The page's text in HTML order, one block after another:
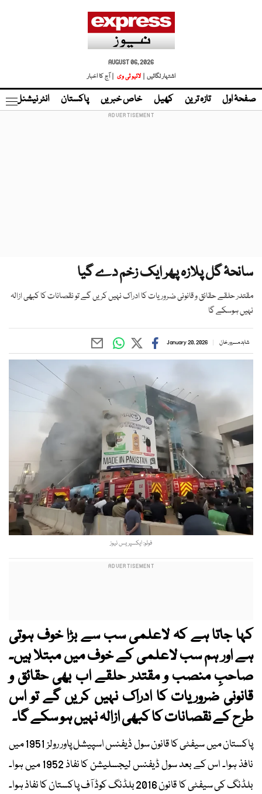
AUGUST 06, 2026
اشتہار لگائیں |
لائیو ٹی وی | آج کا اخبار
صفحۂ اول تازہ ترین کھیل خاص خبریں پاکستان انٹر نیشنل
سانحۂ گل پلازہ پھر ایک زخم دے گیا
مقتدر حلقے حقائق و قانونی ضروریات کا ادراک نہیں کریں گے تو نقصانات کا کبھی ازالہ
نہیں ہوسکے گا
شاہد مسرور خان January 20, 2026
فوٹو: ایکسپریس نیوز
کہا جاتا ہے کہ لاعلمی سب سے بڑا خوف ہوتی
ہے اور ہم سب لاعلمی کے خوف میں مبتلا ہیں۔
صاحبِ منصب و مقتدر حلقے اب بھی حقائق و
قانونی ضروریات کا ادراک نہیں کریں گے تو اس
طرح کے نقصانات کا کبھی ازالہ نہیں ہو سکے گا۔
پاکستان میں سیفٹی کا قانون سول ڈیفنس اسپیشل پاور رولز 1951 میں
نافذ ہوا۔ اس کے بعد سول ڈیفنس لیجسلیشن کا نفاذ 1952 میں ہوا۔
بلڈنگ کی سیفٹی کا قانون 2016 بلڈنگ کوڈ آف پاکستان کا نفاذ ہوا۔